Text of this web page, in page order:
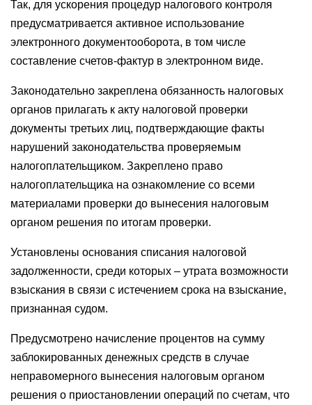
Так, для ускорения процедур налогового контроля
предусматривается активное использование
электронного документооборота, в том числе
составление счетов-фактур в электронном виде.
Законодательно закреплена обязанность налоговых
органов прилагать к акту налоговой проверки
документы третьих лиц, подтверждающие факты
нарушений законодательства проверяемым
налогоплательщиком. Закреплено право
налогоплательщика на ознакомление со всеми
материалами проверки до вынесения налоговым
органом решения по итогам проверки.
Установлены основания списания налоговой
задолженности, среди которых – утрата возможности
взыскания в связи с истечением срока на взыскание,
признанная судом.
Предусмотрено начисление процентов на сумму
заблокированных денежных средств в случае
неправомерного вынесения налоговым органом
решения о приостановлении операций по счетам, что